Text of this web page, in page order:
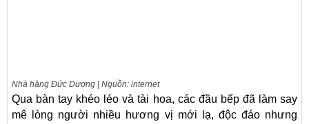
Nhà hàng Đức Dương | Nguồn: internet
Qua bàn tay khéo léo và tài hoa, các đầu bếp đã làm say
mê lòng người nhiều hương vị mới lạ, độc đáo nhưng